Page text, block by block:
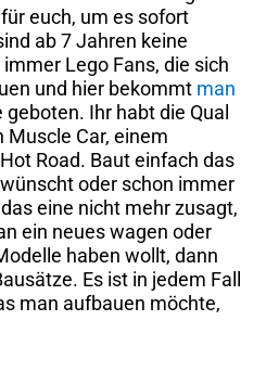
euch, um es sofort
ab 7 Jahren keine
Lego Fans, die sich
und hier bekommt man
Ihr habt die Qual
Muscle Car, einem
Road. Baut einfach das
oder schon immer
eine nicht mehr zusagt,
ein neues wagen oder
haben wollt, dann
Es ist in jedem Fall
man aufbauen möchte,